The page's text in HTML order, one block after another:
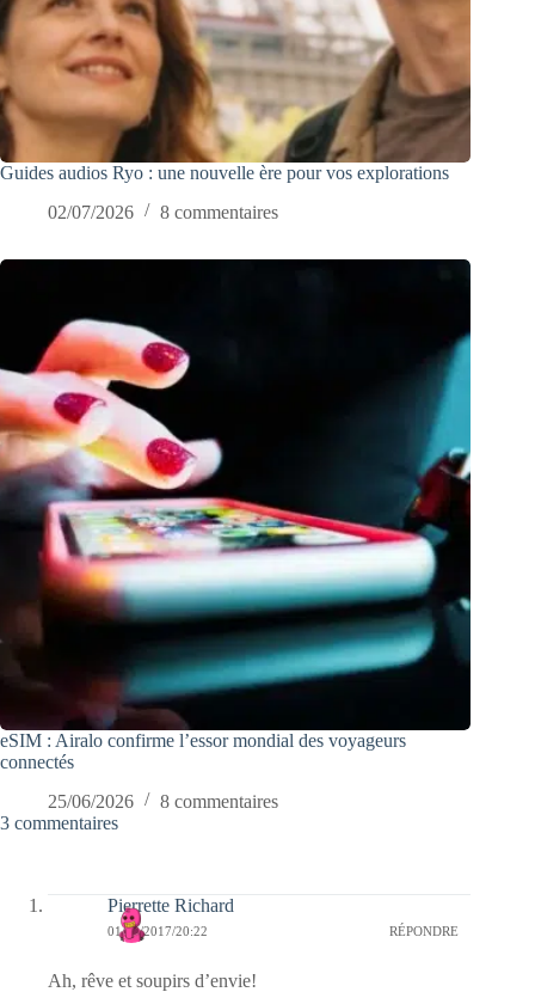
Guides audios Ryo : une nouvelle ère pour vos explorations
02/07/2026
8 commentaires
eSIM : Airalo confirme l’essor mondial des voyageurs
connectés
25/06/2026
8 commentaires
3 commentaires
Pierrette Richard
01/10/2017/20:22 RÉPONDRE
Ah, rêve et soupirs d’envie!